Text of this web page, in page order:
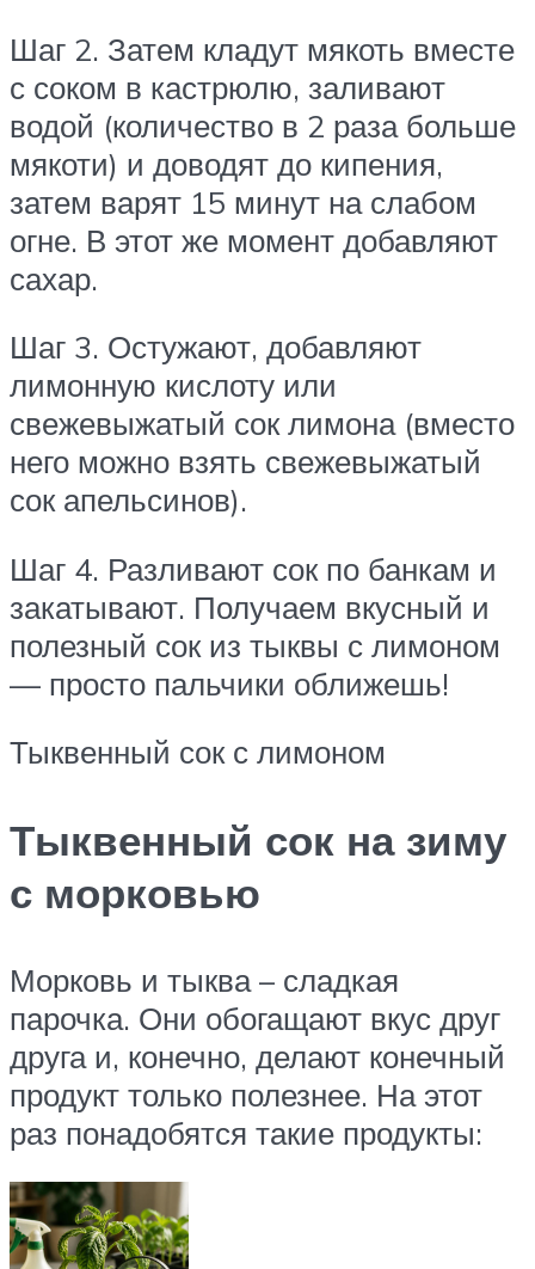
Шаг 2. Затем кладут мякоть вместе
с соком в кастрюлю, заливают
водой (количество в 2 раза больше
мякоти) и доводят до кипения,
затем варят 15 минут на слабом
огне. В этот же момент добавляют
сахар.
Шаг 3. Остужают, добавляют
лимонную кислоту или
свежевыжатый сок лимона (вместо
него можно взять свежевыжатый
сок апельсинов).
Шаг 4. Разливают сок по банкам и
закатывают. Получаем вкусный и
полезный сок из тыквы с лимоном
— просто пальчики оближешь!
Тыквенный сок с лимоном
Тыквенный сок на зиму
с морковью
Морковь и тыква – сладкая
парочка. Они обогащают вкус друг
друга и, конечно, делают конечный
продукт только полезнее. На этот
раз понадобятся такие продукты: